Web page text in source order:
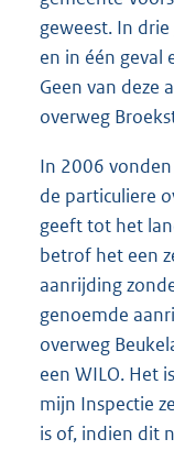
geweest. In
en in één geval
Geen van deze
overweg
In 2006
de particuliere
geeft tot het
betrof het een
aanrijding
genoemde
overweg
een WILO. Het
mijn Inspectie
is of, indien dit